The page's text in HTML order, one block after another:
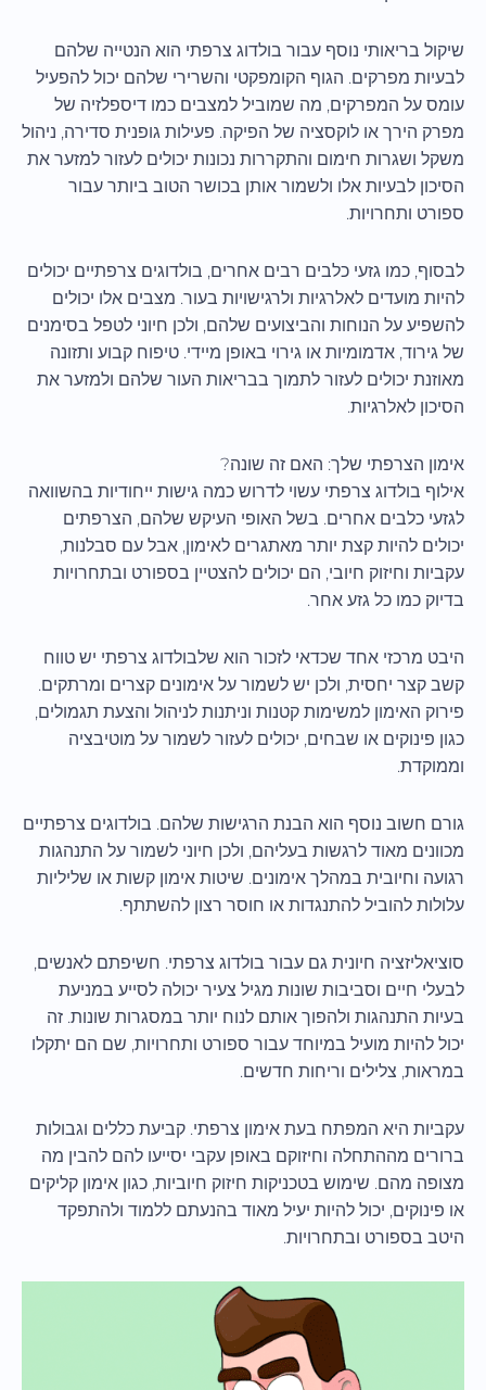
שיקול בריאותי נוסף עבור בולדוג צרפתי הוא הנטייה שלהם
לבעיות מפרקים. הגוף הקומפקטי והשרירי שלהם יכול להפעיל
עומס על המפרקים, מה שמוביל למצבים כמו דיספלזיה של
מפרק הירך או לוקסציה של הפיקה. פעילות גופנית סדירה, ניהול
משקל ושגרות חימום והתקררות נכונות יכולים לעזור למזער את
הסיכון לבעיות אלו ולשמור אותן בכושר הטוב ביותר עבור
ספורט ותחרויות.
לבסוף, כמו גזעי כלבים רבים אחרים, בולדוגים צרפתיים יכולים
להיות מועדים לאלרגיות ולרגישויות בעור. מצבים אלו יכולים
להשפיע על הנוחות והביצועים שלהם, ולכן חיוני לטפל בסימנים
של גירוד, אדמומיות או גירוי באופן מיידי. טיפוח קבוע ותזונה
מאוזנת יכולים לעזור לתמוך בבריאות העור שלהם ולמזער את
הסיכון לאלרגיות.
אימון הצרפתי שלך: האם זה שונה?
אילוף בולדוג צרפתי עשוי לדרוש כמה גישות ייחודיות בהשוואה
לגזעי כלבים אחרים. בשל האופי העיקש שלהם, הצרפתים
יכולים להיות קצת יותר מאתגרים לאימון, אבל עם סבלנות,
עקביות וחיזוק חיובי, הם יכולים להצטיין בספורט ובתחרויות
בדיוק כמו כל גזע אחר.
היבט מרכזי אחד שכדאי לזכור הוא שלבולדוג צרפתי יש טווח
קשב קצר יחסית, ולכן יש לשמור על אימונים קצרים ומרתקים.
פירוק האימון למשימות קטנות וניתנות לניהול והצעת תגמולים,
כגון פינוקים או שבחים, יכולים לעזור לשמור על מוטיבציה
וממוקדת.
גורם חשוב נוסף הוא הבנת הרגישות שלהם. בולדוגים צרפתיים
מכוונים מאוד לרגשות בעליהם, ולכן חיוני לשמור על התנהגות
רגועה וחיובית במהלך אימונים. שיטות אימון קשות או שליליות
עלולות להוביל להתנגדות או חוסר רצון להשתתף.
סוציאליזציה חיונית גם עבור בולדוג צרפתי. חשיפתם לאנשים,
לבעלי חיים וסביבות שונות מגיל צעיר יכולה לסייע במניעת
בעיות התנהגות ולהפוך אותם לנוח יותר במסגרות שונות. זה
יכול להיות מועיל במיוחד עבור ספורט ותחרויות, שם הם יתקלו
במראות, צלילים וריחות חדשים.
עקביות היא המפתח בעת אימון צרפתי. קביעת כללים וגבולות
ברורים מההתחלה וחיזוקם באופן עקבי יסייעו להם להבין מה
מצופה מהם. שימוש בטכניקות חיזוק חיוביות, כגון אימון קליקים
או פינוקים, יכול להיות יעיל מאוד בהנעתם ללמוד ולהתפקד
היטב בספורט ובתחרויות.